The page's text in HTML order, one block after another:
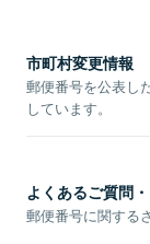
市町村変更情報
郵便番号を公表し
しています。
よくあるご質問
郵便番号に関する